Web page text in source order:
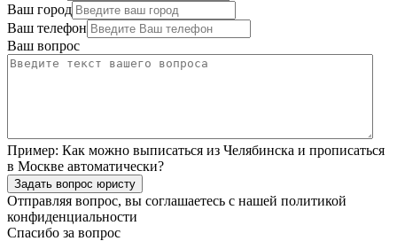
Ваш город
Ваш телефон
Ваш вопрос
Пример: Как можно выписаться из Челябинска и прописаться
в Москве автоматически?
Задать вопрос юристу
Отправляя вопрос, вы соглашаетесь с нашей политикой
конфиденциальности
Спасибо за вопрос